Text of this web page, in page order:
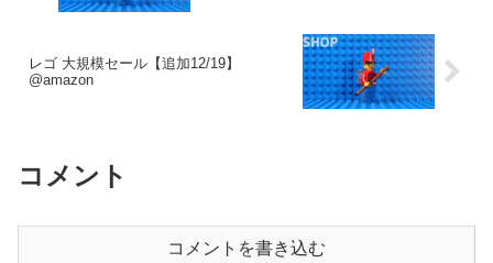
レゴ 大規模セール【追加12/19】
@amazon
コメント
コメントを書き込む